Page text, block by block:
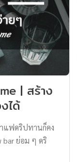
| สร้าง
ได้
แฟดริปทานก็คง
bar ย่อม ๆ ดริ